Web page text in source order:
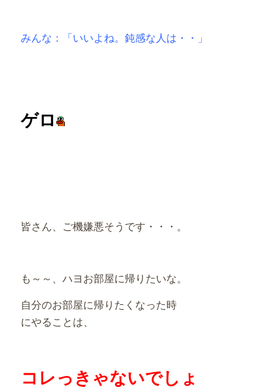
みんな：「いいよね。鈍感な人は・・」
ゲロ
皆さん、ご機嫌悪そうです・・・。
も～～、ハヨお部屋に帰りたいな。
自分のお部屋に帰りたくなった時
にやることは、
コレっきゃないでしょ